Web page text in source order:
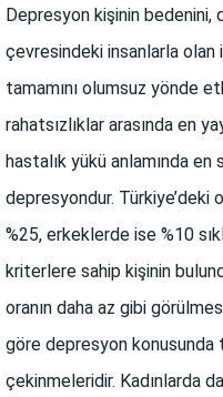
Depresyon kişinin bedenini,
çevresindeki insanlarla olan
tamamını olumsuz yönde
rahatsızlıklar arasında en
hastalık yükü anlamında en
depresyondur. Türkiye’deki
%25, erkeklerde ise %10
kriterlere sahip kişinin
oranın daha az gibi
göre depresyon
çekinmeleridir. Kadınlarda